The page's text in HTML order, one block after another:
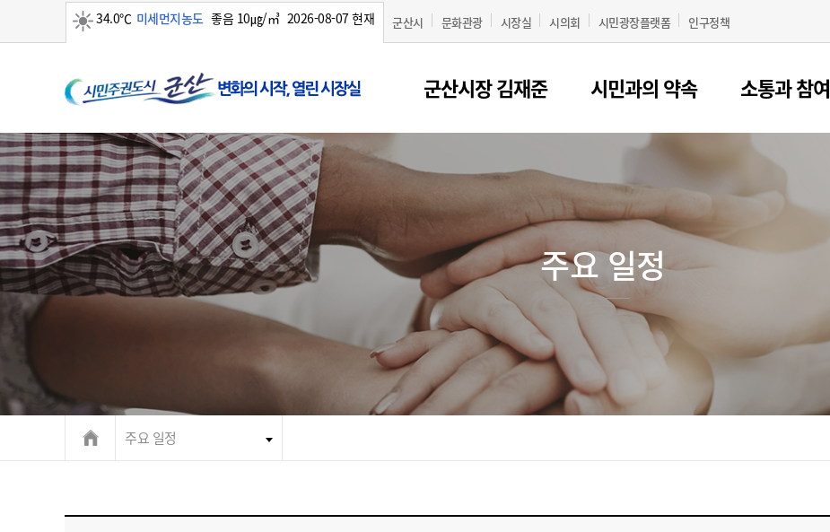
34.0℃ 미세먼지농도 좋음 10㎍/㎥ 2026-08-07 현재 군산시 문화관광 시장실 시의회 시민광장플랫폼 인구정책
군산시장 김재준 시민과의 약속 소통과 참여
주요 일정
주요 일정